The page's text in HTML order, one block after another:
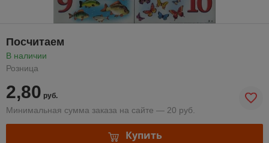
Посчитаем
В наличии
Розница
2,80 руб.
Минимальная сумма заказа на сайте — 20 руб.
Купить